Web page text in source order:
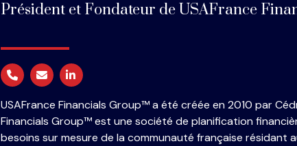
Président et Fondateur de USAFrance
USAFrance Financials Group™a été créée en 2010 par
Financials Group™est une société de planification
besoins sur mesure de la communauté française résidant